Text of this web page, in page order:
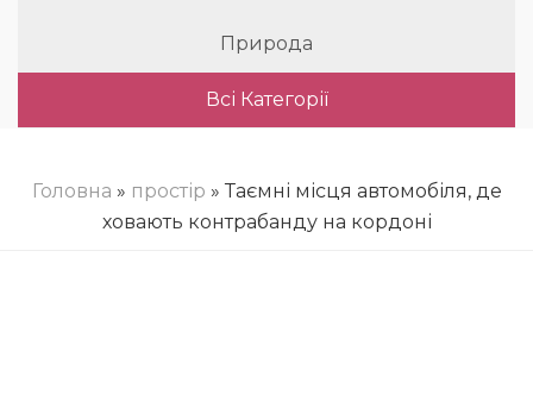
Природа
Всі Категорії
Головна » простір » Таємні місця автомобіля, де
ховають контрабанду на кордоні